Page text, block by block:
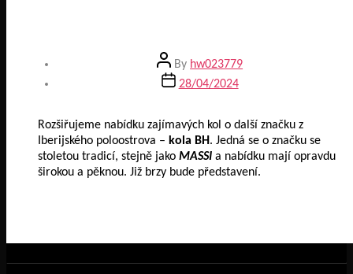
Post
author
By hw023779
Post28/04/2024
Rozšiřujeme nabídku zajímavých kol o další značku z
Iberijského poloostrova – kola BH. Jedná se o značku se
stoletou tradicí, stejně jako MASSI a nabídku mají opravdu
širokou a pěknou. Již brzy bude představení.